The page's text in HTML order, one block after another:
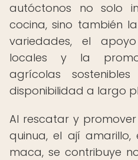
autóctonos no solo
cocina, sino también
variedades, el
locales y la
agrícolas
disponibilidad a largo
Al rescatar y
quinua, el ají
maca, se contribuye